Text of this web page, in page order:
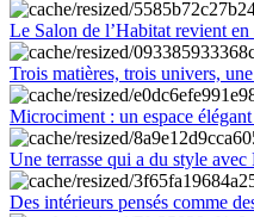
Le Salon de l’Habitat revient
Trois matières, trois univers,
Microciment : un espace
Une terrasse qui a du style
Des intérieurs pensés comme